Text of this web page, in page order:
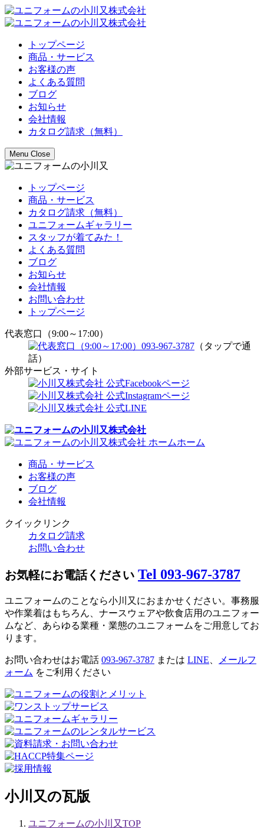
トップページ
商品・サービス
お客様の声
よくある質問
ブログ
お知らせ
会社情報
カタログ請求（無料）
Menu Close
トップページ
商品・サービス
カタログ請求（無料）
ユニフォームギャラリー
スタッフが着てみた！
よくある質問
ブログ
お知らせ
会社情報
お問い合わせ
トップページ
代表窓口（9:00～17:00）
093-967-3787 （タップで通
話）
外部サービス・サイト
ホーム
商品・サービス
お客様の声
ブログ
会社情報
クイックリンク
カタログ請求
お問い合わせ
お気軽にお電話ください Tel 093-967-3787
ユニフォームのことなら小川又におまかせください。事務服
や作業着はもちろん、ナースウェアや飲食店用のユニフォー
ムなど、あらゆる業種・業態のユニフォームをご用意してお
ります。
お問い合わせはお電話 093-967-3787 または LINE
メールフ
ォーム をご利用ください
小川又の瓦版
ユニフォームの小川又TOP